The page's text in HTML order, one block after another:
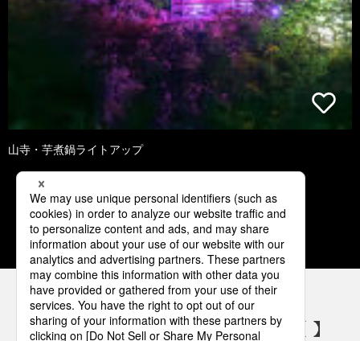
山寺・芋煮鍋ライトアップ
1 2 3 4 5
パナソニックの電気設備 SNSアカウント